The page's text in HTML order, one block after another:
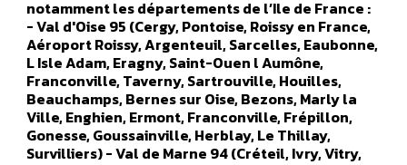
notamment les départements de l’Ile de France :
- Val d'Oise 95 (Cergy, Pontoise, Roissy en France,
Aéroport Roissy, Argenteuil, Sarcelles, Eaubonne,
L Isle Adam, Eragny, Saint-Ouen l Aumône,
Franconville, Taverny, Sartrouville, Houilles,
Beauchamps, Bernes sur Oise, Bezons, Marly la
Ville, Enghien, Ermont, Franconville, Frépillon,
Gonesse, Goussainville, Herblay, Le Thillay,
Survilliers) - Val de Marne 94 (Créteil, Ivry, Vitry,